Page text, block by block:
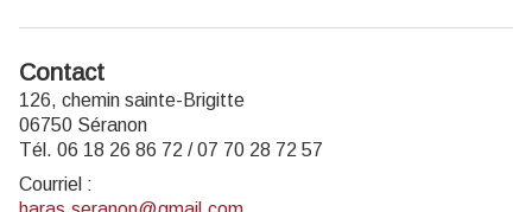
Contact
126, chemin sainte-Brigitte
06750 Séranon
Tél. 06 18 26 86 72 / 07 70 28 72 57
Courriel :